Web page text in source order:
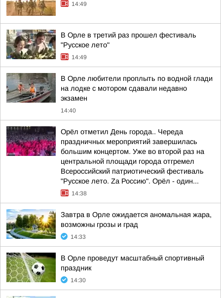
14:49
В Орле в третий раз прошел фестиваль
"Русское лето"
14:49
В Орле любители проплыть по водной глади
на лодке с мотором сдавали недавно
экзамен
14:40
Орёл отметил День города.. Череда
праздничных мероприятий завершилась
большим концертом. Уже во второй раз на
центральной площади города отгремел
Всероссийский патриотический фестиваль
"Русское лето. Zа Россию". Орёл - один...
14:38
Завтра в Орле ожидается аномальная жара,
возможны грозы и град
14:33
В Орле проведут масштабный спортивный
праздник
14:30